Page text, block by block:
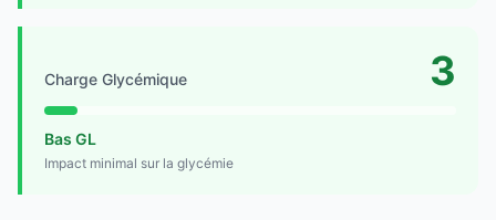
Charge Glycémique 3
Bas GL
Impact minimal sur la glycémie